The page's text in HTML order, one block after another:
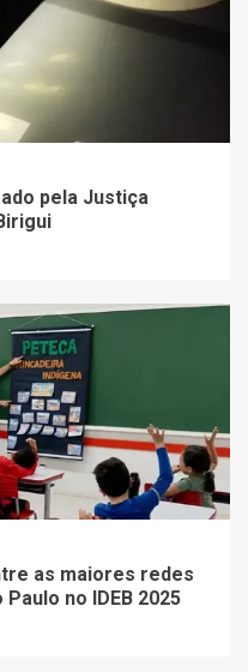
pela Justiça
as maiores redes
no IDEB 2025